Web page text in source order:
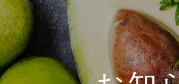
株式情報
有価証券報告書
財務業績ハイライト